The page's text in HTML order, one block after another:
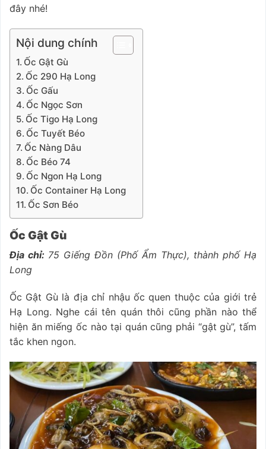
đây nhé!
Nội dung chính
Ốc Gật Gù
Ốc 290 Hạ Long
Ốc Gấu
Ốc Ngọc Sơn
Ốc Tigo Hạ Long
Ốc Tuyết Béo
Ốc Nàng Dâu
Ốc Béo 74
Ốc Ngon Hạ Long
Ốc Container Hạ Long
Ốc Sơn Béo
Ốc Gật Gù
Địa chỉ: 75 Giếng Đồn (Phố Ẩm Thực), thành phố Hạ
Long
Ốc Gật Gù là địa chỉ nhậu ốc quen thuộc của giới trẻ
Hạ Long. Nghe cái tên quán thôi cũng phần nào thể
hiện ăn miếng ốc nào tại quán cũng phải “gật gù”, tấm
tắc khen ngon.